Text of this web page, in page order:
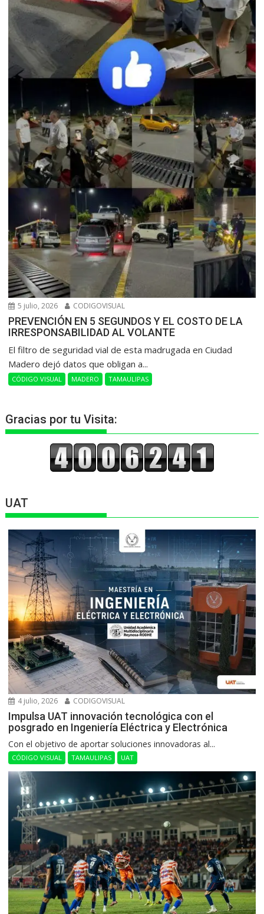
5 julio, 2026 CODIGOVISUAL
PREVENCIÓN EN 5 SEGUNDOS Y EL COSTO DE LA
IRRESPONSABILIDAD AL VOLANTE
​El filtro de seguridad vial de esta madrugada en Ciudad
Madero dejó datos que obligan a...
CÓDIGO VISUAL MADERO TAMAULIPAS
Gracias por tu Visita:
UAT
4 julio, 2026 CODIGOVISUAL
Impulsa UAT innovación tecnológica con el
posgrado en Ingeniería Eléctrica y Electrónica
Con el objetivo de aportar soluciones innovadoras al...
CÓDIGO VISUAL TAMAULIPAS UAT